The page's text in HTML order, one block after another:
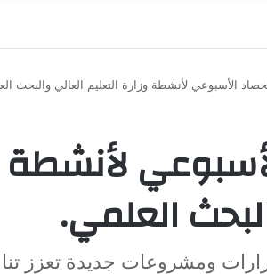
الأسبوعي لأنشطة وزارة التعليم العالي والبحث
لأنشطة
العلمي.
ومشروعات جديدة تعزز